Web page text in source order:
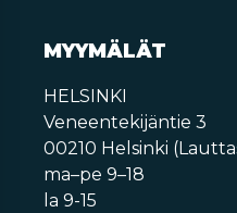
MYYMÄLÄT
HELSINKI
Veneentekijäntie 3
00210 Helsinki
ma–pe 9–18
la 9-15